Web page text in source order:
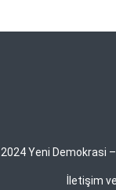
2024 Yeni Demokrasi
İletişim